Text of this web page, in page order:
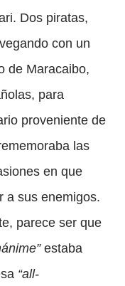
Dos piratas,
con un
de Maracaibo,
para
proveniente de
las
en que
a sus enemigos.
parece ser que
estaba
“all-